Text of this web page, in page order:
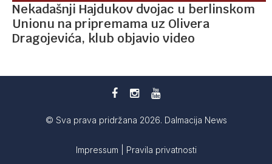
Nekadašnji Hajdukov dvojac u berlinskom
Unionu na pripremama uz Olivera
Dragojevića, klub objavio video
© Sva prava pridržana 2026. Dalmacija News
Impressum Pravila privatnosti